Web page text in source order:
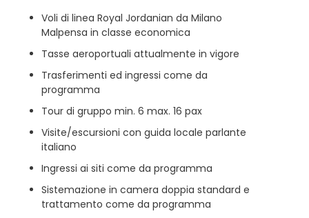
Voli di linea Royal Jordanian da Milano
Malpensa in classe economica
Tasse aeroportuali attualmente in vigore
Trasferimenti ed ingressi come da
programma
Tour di gruppo min. 6 max. 16 pax
Visite/escursioni con guida locale parlante
italiano
Ingressi ai siti come da programma
Sistemazione in camera doppia standard e
trattamento come da programma